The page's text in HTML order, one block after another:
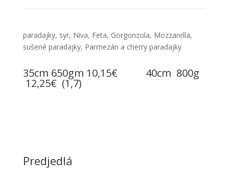
paradajky, syr, Niva, Feta, Gorgonzola, Mozzarella,
sušené paradajky, Parmezán a cherry paradajky
35cm 650gm 10,15€ 40cm 800g
12,25€ (1,7)
Predjedlá